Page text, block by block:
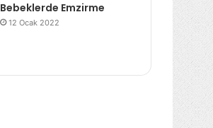
Bebeklerde Emzirme
12 Ocak 2022